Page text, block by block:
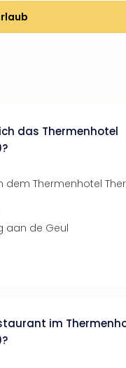
das Thermenhotel
dem Thermenhotel
aan de Geul
im